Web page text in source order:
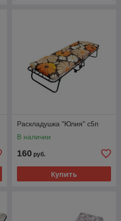
Раскладушка "Юлия" с5п
В наличии
160 руб.
Купить